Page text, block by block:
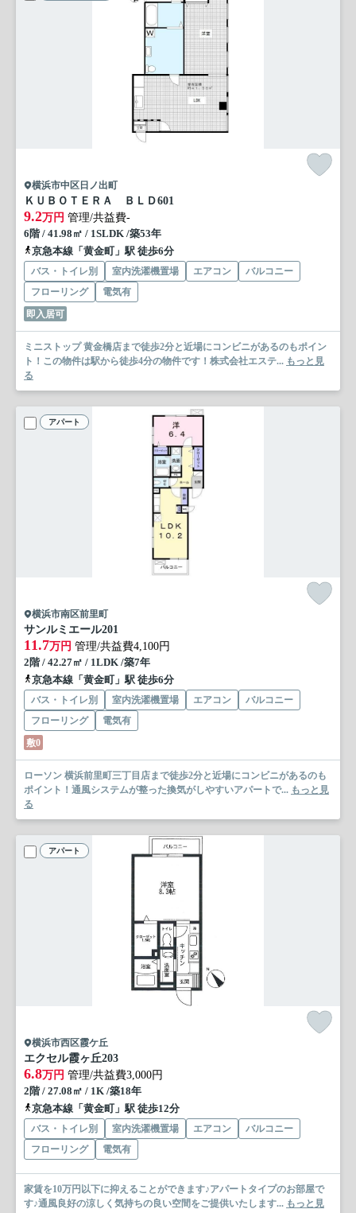
横浜市中区日ノ出町
ＫＵＢＯＴＥＲＡ ＢＬＤ601
9.2万円 管理/共益費-
6階 / 41.98㎡ / 1SLDK /築53年
京急本線「黄金町」駅 徒歩6分
バス・トイレ別 室内洗濯機置場 エアコン
バルコニー
フローリング
電気有
即入居可
ミニストップ 黄金橋店まで徒歩2分と近場にコンビニがあるのもポイン
ト！この物件は駅から徒歩4分の物件です！株式会社エステ... もっと見
る
アパート
横浜市南区前里町
サンルミエール201
11.7万円 管理/共益費4,100円
2階 / 42.27㎡ / 1LDK /築7年
京急本線「黄金町」駅 徒歩6分
バス・トイレ別 室内洗濯機置場 エアコン
バルコニー
フローリング
電気有
敷0
ローソン 横浜前里町三丁目店まで徒歩2分と近場にコンビニがあるのも
ポイント！通風システムが整った換気がしやすいアパートで... もっと見
る
アパート
横浜市西区霞ケ丘
エクセル霞ヶ丘203
6.8万円 管理/共益費3,000円
2階 / 27.08㎡ / 1K /築18年
京急本線「黄金町」駅 徒歩12分
バス・トイレ別 室内洗濯機置場 エアコン
バルコニー
フローリング
電気有
家賃を10万円以下に抑えることができます♪アパートタイプのお部屋で
す♪通風良好の涼しく気持ちの良い空間をご提供いたします... もっと見